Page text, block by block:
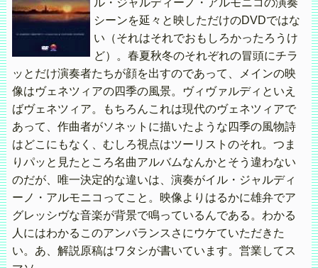
ル・ジャルディーノ・アルモニコの演奏
シーンを延々と映しただけのDVDではな
い（それはそれでおもしろかったろうけ
ど）。春夏秋冬のそれぞれの冒頭にチラ
ッとだけ演奏者たちが顔を出すのであって、メインの映
像はヴェネツィアの四季の風景。ヴィヴァルディといえ
ばヴェネツィア。もちろんこれは現代のヴェネツィアで
あって、作曲者がソネットに描いたような四季の風物詩
はどこにもなく、むしろ視点はツーリストのそれ。つま
りパッと見たところ名曲アルバムなんかとそう違わない
のだが、唯一決定的な違いは、演奏がイル・ジャルディ
ーノ・アルモニコってこと。映像よりはるかに雄弁でア
グレッシヴな音楽が背景で鳴っているんである。わかる
人にはわかるこのアンバランスさにウケていただきた
い。あ、解説原稿はワタシが書いています。営業してス